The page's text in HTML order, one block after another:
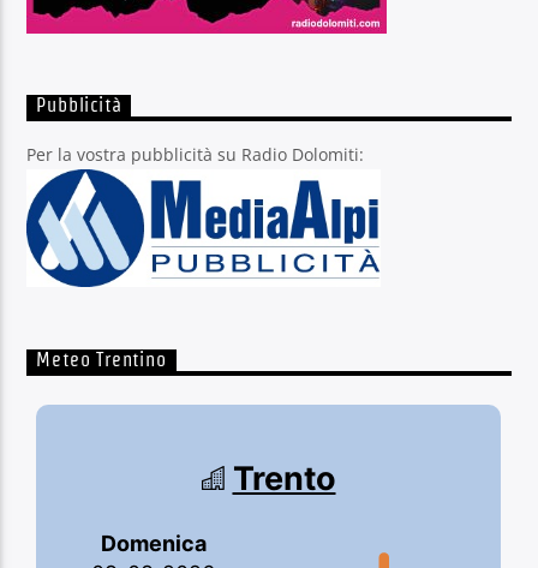
Pubblicità
Per la vostra pubblicità su Radio Dolomiti:
Meteo Trentino